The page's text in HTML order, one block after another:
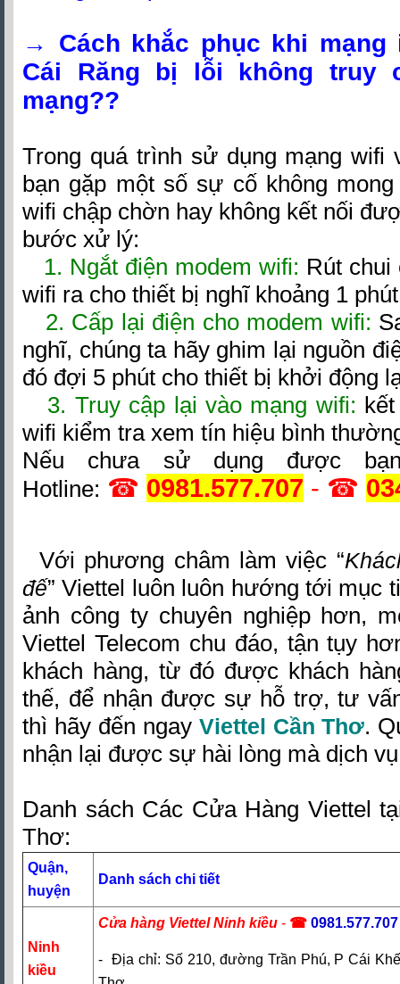
→ Cách khắc phục khi mạng
Cái Răng bị lỗi không truy
mạng??
Trong quá trình sử dụng mạng wifi
bạn gặp một số sự cố không
wifi chập chờn hay không kết nối
bước xử lý:
1. Ngắt điện modem wifi: Rút chui
wifi ra cho thiết bị nghĩ khoảng 1
2. Cấp lại điện cho modem wifi:
nghĩ, chúng ta hãy ghim lại nguồn
đó đợi 5 phút cho thiết bị khởi động
3. Truy cập lại vào mạng wifi:
wifi kiểm tra xem tín hiệu bình
Nếu chưa sử dụng được
Hotline: ☎ 0981.577.707 - ☎
Với phương châm làm việc “
đế” Viettel luôn luôn hướng tới mục
ảnh công ty chuyên nghiệp hơn,
Viettel Telecom chu đáo, tận tụy
khách hàng, từ đó được khách
thế, để nhận được sự hỗ trợ, tư
thì hãy đến ngay Viettel Cần Thơ.
nhận lại được sự hài lòng mà dịch
Danh sách Các Cửa Hàng Viettel
Thơ:
Quận,
huyện
Danh sách chi tiết
Ninh
kiều
Cửa hàng Viettel Ninh kiều - ☎ 0981.577.707
- Địa chỉ: Số 210, đường Trần Phú, P Cái